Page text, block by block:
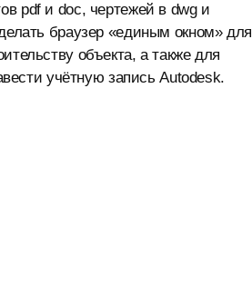
pdf и doc, чертежей в dwg и
браузер «единым окном» для
объекта, а также для
учётную запись Autodesk.